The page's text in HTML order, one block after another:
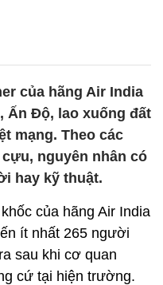
của hãng Air India
Ấn Độ, lao xuống đất
mạng. Theo các
nguyên nhân có
hay kỹ thuật.
của hãng Air India
ít nhất 265 người
sau khi cơ quan
cứ tại hiện trường.